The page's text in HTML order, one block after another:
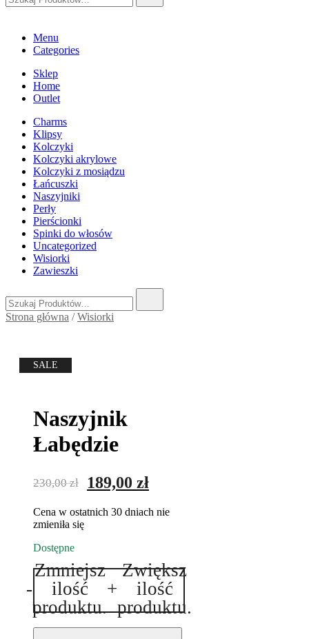
Menu
Categories
Sklep
Home
Outlet
Charms
Klipsy
Kolczyki
Kolczyki akrylowe
Kolczyki z mosiądzu
Łańcuszki
Naszyjniki
Perły
Pierścionki
Spinki do włosów
Uncategorized
Wisiorki
Zawieszki
Strona główna /Wisiorki
SALE
Naszyjnik
Łabędzie
230,00zł
Pierwotna
wynosiła:
189,00 złAktualna
wynosi:
Cena w ostatnich 30 dniach nie
zmieniła się
Dostępne
-
Zmniejsz
ilość
produktu.
ilość
Naszyjnik
Łabędzie
+
Zwiększ
ilość
produktu.